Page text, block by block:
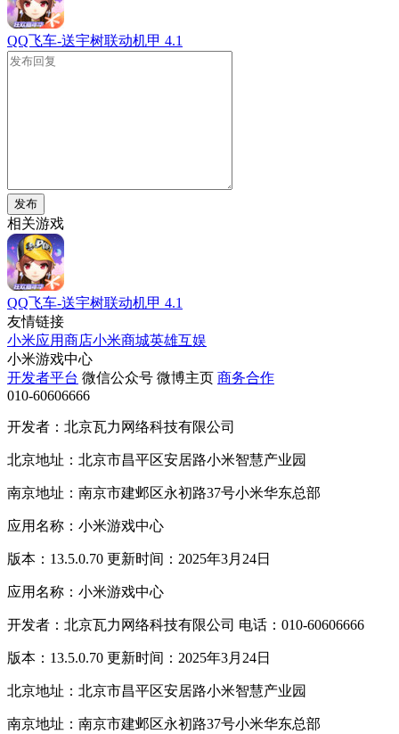
QQ飞车-送宇树联动机甲 4.1
发布
相关游戏
QQ飞车-送宇树联动机甲 4.1
友情链接
小米应用商店小米商城英雄互娱
小米游戏中心
开发者平台 微信公众号 微博主页 商务合作
010-60606666
开发者：北京瓦力网络科技有限公司
北京地址：北京市昌平区安居路小米智慧产业园
南京地址：南京市建邺区永初路37号小米华东总部
应用名称：小米游戏中心
版本：13.5.0.70 更新时间：2025年3月24日
应用名称：小米游戏中心
开发者：北京瓦力网络科技有限公司 电话：010-60606666
版本：13.5.0.70 更新时间：2025年3月24日
北京地址：北京市昌平区安居路小米智慧产业园
南京地址：南京市建邺区永初路37号小米华东总部